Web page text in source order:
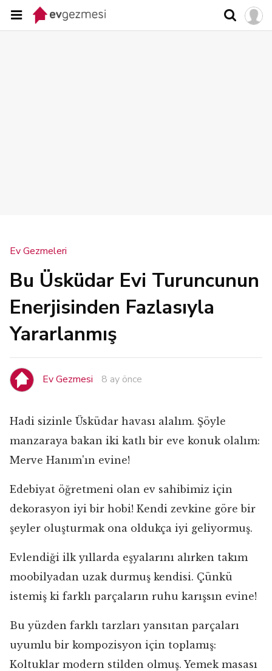
Ev Gezmeleri
Bu Üsküdar Evi Turuncunun
Enerjisinden Fazlasıyla
Yararlanmış
Ev Gezmesi 8 ay önce
Hadi sizinle Üsküdar havası alalım. Şöyle
manzaraya bakan iki katlı bir eve konuk olalım:
Merve Hanım'ın evine!
Edebiyat öğretmeni olan ev sahibimiz için
dekorasyon iyi bir hobi! Kendi zevkine göre bir
şeyler oluşturmak ona oldukça iyi geliyormuş.
Evlendiği ilk yıllarda eşyalarını alırken takım
moobilyadan uzak durmuş kendisi. Çünkü
istemiş ki farklı parçaların ruhu karışsın evine!
Bu yüzden farklı tarzları yansıtan parçaları
uyumlu bir kompozisyon için toplamış:
Koltuklar modern stilden olmuş. Yemek masası